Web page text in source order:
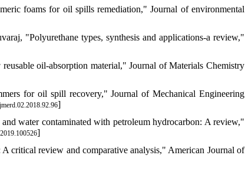
foams for oil spills remediation," Journal of environmental
"Polyurethane types, synthesis and applications-a review,"
oil-absorption material," Journal of Materials Chemistry
for oil spill recovery," Journal of Mechanical Engineering
]
water contaminated with petroleum hydrocarbon: A review,"
]
critical review and comparative analysis," American Journal of